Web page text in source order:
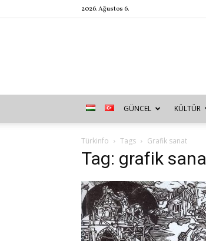
2026. Ağustos 6.
GÜNCEL KÜLTÜR
Türkinfo Tags Grafik sanat
Tag: grafik